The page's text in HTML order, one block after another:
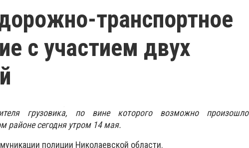
транспортное
с участием двух
грузовика, по вине которого возможно произошло
районе сегодня утром 14 мая.
полиции Николаевской области.